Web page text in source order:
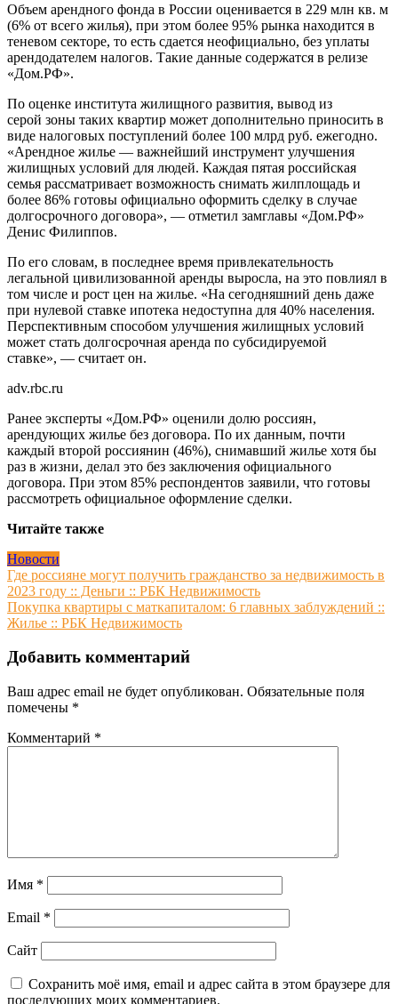
Объем арендного фонда в России оценивается в 229 млн кв. м
(6% от всего жилья), при этом более 95% рынка находится в
теневом секторе, то есть сдается неофициально, без уплаты
арендодателем налогов. Такие данные содержатся в релизе
«Дом.РФ».
По оценке института жилищного развития, вывод из
серой зоны таких квартир может дополнительно приносить в
виде налоговых поступлений более 100 млрд руб. ежегодно.
«Арендное жилье — важнейший инструмент улучшения
жилищных условий для людей. Каждая пятая российская
семья рассматривает возможность снимать жилплощадь и
более 86% готовы официально оформить сделку в случае
долгосрочного договора», — отметил замглавы «Дом.РФ»
Денис Филиппов.
По его словам, в последнее время привлекательность
легальной цивилизованной аренды выросла, на это повлиял в
том числе и рост цен на жилье. «На сегодняшний день даже
при нулевой ставке ипотека недоступна для 40% населения.
Перспективным способом улучшения жилищных условий
может стать долгосрочная аренда по субсидируемой
ставке», — считает он.
adv.rbc.ru
Ранее эксперты «Дом.РФ» оценили долю россиян,
арендующих жилье без договора. По их данным, почти
каждый второй россиянин (46%), снимавший жилье хотя бы
раз в жизни, делал это без заключения официального
договора. При этом 85% респондентов заявили, что готовы
рассмотреть официальное оформление сделки.
Читайте также
Новости
Навигация
по
записям
Где россияне могут получить гражданство за недвижимость в
2023 году :: Деньги :: РБК Недвижимость
Покупка квартиры с маткапиталом: 6 главных заблуждений ::
Жилье :: РБК Недвижимость
Добавить комментарий
Ваш адрес email не будет опубликован. Обязательные поля
помечены *
Комментарий *
Имя *
Email *
Сайт
Сохранить моё имя, email и адрес сайта в этом браузере для
последующих моих комментариев.